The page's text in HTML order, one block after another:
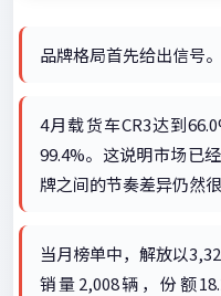
品牌格局首先给出信号。
4月载货车CR3达到
99.4%。这说明市场已
牌之间的节奏差异仍然很
当月榜单中，解放以
销量2,008辆，份额